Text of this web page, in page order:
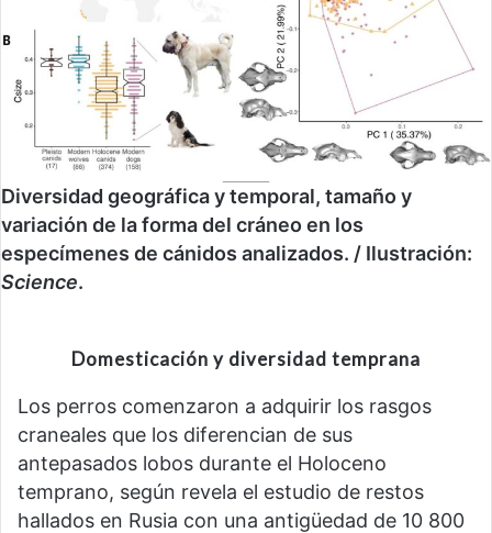
Diversidad geográfica y temporal, tamaño y
variación de la forma del cráneo en los
especímenes de cánidos analizados. / Ilustración:
Science.
Domesticación y diversidad temprana
Los perros comenzaron a adquirir los rasgos
craneales que los diferencian de sus
antepasados lobos durante el Holoceno
temprano, según revela el estudio de restos
hallados en Rusia con una antigüedad de 10 800